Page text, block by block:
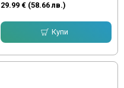
29.99 € (58.66 лв.)
Купи